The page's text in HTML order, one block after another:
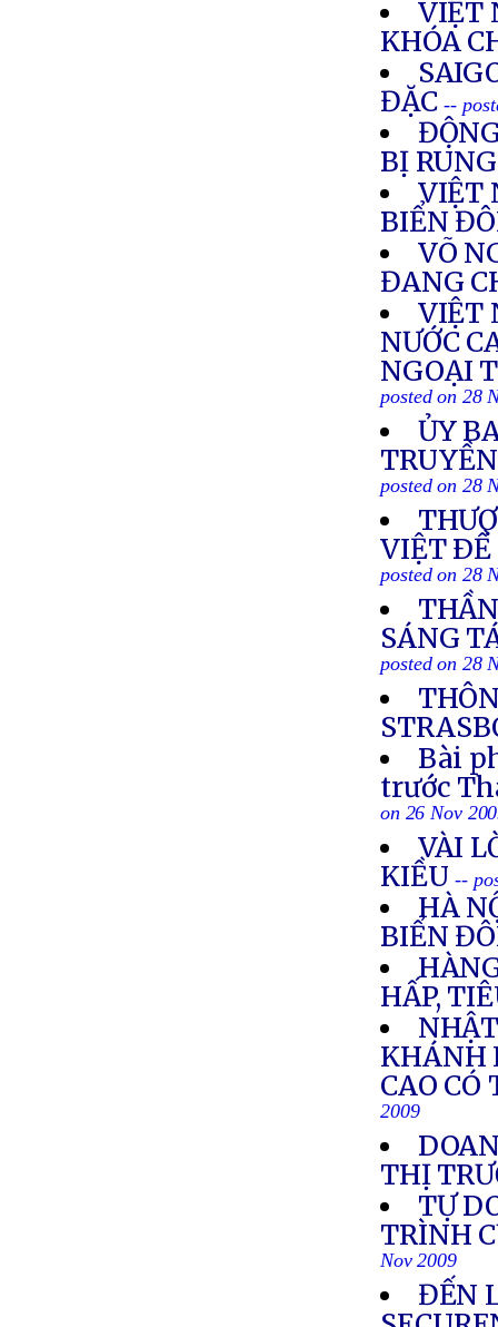
VIỆT
KHÓA
ĐẶC--
BỊ
VIỆT
BIỂN
VÕ
ĐANG
VIỆT
NƯỚC
NGOẠI
posted on 28
ỦY
posted on 28
VIỆT ÐỀ
posted on 28
SÁNG
posted on 28
Bài
trước
on 26 Nov
VÀI
KIỀU--
HÀ
BIỂN
HẤP,
KHÁNH
CAO
2009
THỊ
TỰ
TRÌNH
Nov 2009
ĐẾN